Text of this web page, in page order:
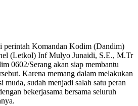
perintah Komandan Kodim (Dandim)
(Letkol) Inf Mulyo Junaidi, S.E., M.Tr
0602/Serang akan siap membantu
Karena memang dalam melakukan
muda, sudah menjadi salah satu peran
bekerjasama bersama seluruh